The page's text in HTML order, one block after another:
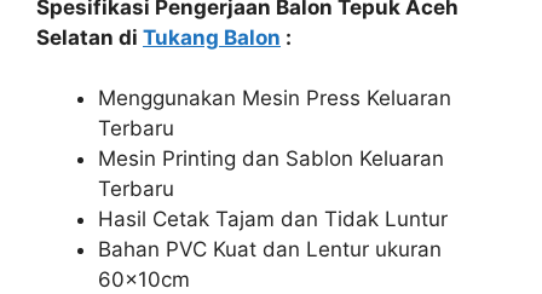
Spesifikasi Pengerjaan Balon Tepuk Aceh
Selatan di Tukang Balon :
Menggunakan Mesin Press Keluaran
Terbaru
Mesin Printing dan Sablon Keluaran
Terbaru
Hasil Cetak Tajam dan Tidak Luntur
Bahan PVC Kuat dan Lentur ukuran
60x10cm